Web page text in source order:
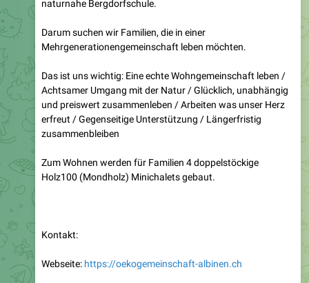
naturnahe Bergdorfschule.
Darum suchen wir Familien, die in einer
Mehrgenerationengemeinschaft leben möchten.
Das ist uns wichtig: Eine echte Wohngemeinschaft leben /
Achtsamer Umgang mit der Natur / Glücklich, unabhängig
und preiswert zusammenleben / Arbeiten was unser Herz
erfreut / Gegenseitige Unterstützung / Längerfristig
zusammenbleiben
Zum Wohnen werden für Familien 4 doppelstöckige
Holz100 (Mondholz) Minichalets gebaut.
Kontakt:
Webseite: https://oekogemeinschaft-albinen.ch